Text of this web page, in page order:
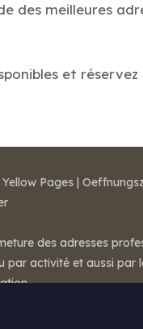
des meilleures
et
Yellow Pages |
des adresses
par activité et aussi par